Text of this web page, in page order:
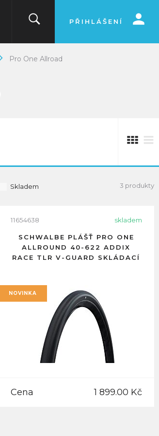
PŘIHLÁŠENÍ
Pro One Allroad
Skladem 3 produkty
11654638 skladem
SCHWALBE PLÁŠŤ PRO ONE
ALLROUND 40-622 ADDIX
RACE TLR V-GUARD SKLÁDACÍ
NOVINKA
Cena 1 899.00 Kč